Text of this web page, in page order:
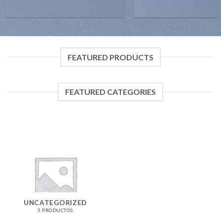
FEATURED PRODUCTS
FEATURED CATEGORIES
UNCATEGORIZED
5 PRODUCTOS